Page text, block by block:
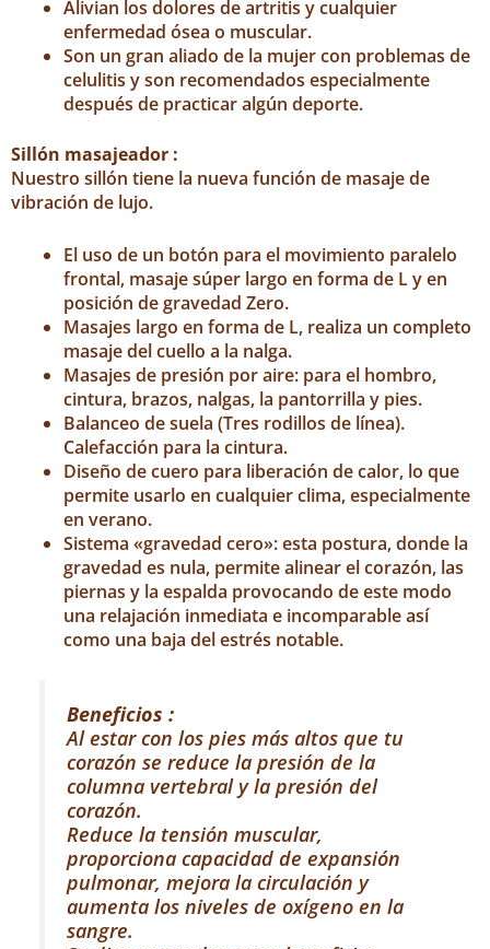
Alivian los dolores de artritis y cualquier
enfermedad ósea o muscular.
Son un gran aliado de la mujer con problemas de
celulitis y son recomendados especialmente
después de practicar algún deporte.
Sillón masajeador :
Nuestro sillón tiene la nueva función de masaje de
vibración de lujo.
El uso de un botón para el movimiento paralelo
frontal, masaje súper largo en forma de L y en
posición de gravedad Zero.
Masajes largo en forma de L, realiza un completo
masaje del cuello a la nalga.
Masajes de presión por aire: para el hombro,
cintura, brazos, nalgas, la pantorrilla y pies.
Balanceo de suela (Tres rodillos de línea).
Calefacción para la cintura.
Diseño de cuero para liberación de calor, lo que
permite usarlo en cualquier clima, especialmente
en verano.
Sistema «gravedad cero»: esta postura, donde la
gravedad es nula, permite alinear el corazón, las
piernas y la espalda provocando de este modo
una relajación inmediata e incomparable así
como una baja del estrés notable.
Beneficios :
Al estar con los pies más altos que tu
corazón se reduce la presión de la
columna vertebral y la presión del
corazón.
Reduce la tensión muscular,
proporciona capacidad de expansión
pulmonar, mejora la circulación y
aumenta los niveles de oxígeno en la
sangre.